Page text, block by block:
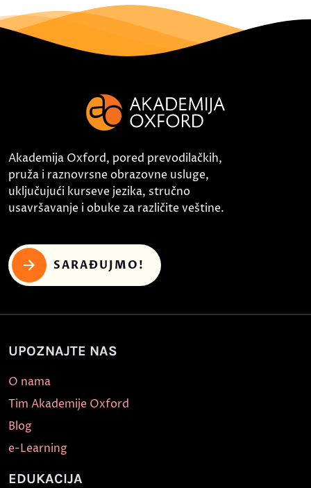
Akademija Oxford, pored prevodilačkih,
pruža i raznovrsne obrazovne usluge,
uključujući kurseve jezika, stručno
usavršavanje i obuke za različite veštine.
SARAĐUJMO!
UPOZNAJTE NAS
O nama
Tim Akademije Oxford
Blog
e-Learning
EDUKACIJA